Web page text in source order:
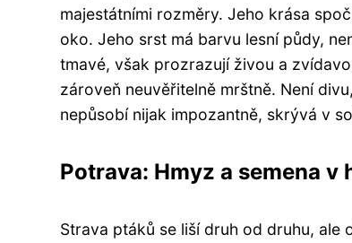
majestátními rozměry. Jeho krása
oko. Jeho srst má barvu lesní půdy,
tmavé, však prozrazují živou a
zároveň neuvěřitelně mrštně. Není
nepůsobí nijak impozantně, skrývá v
Potrava: Hmyz a semena v
Strava ptáků se liší druh od druhu, ale